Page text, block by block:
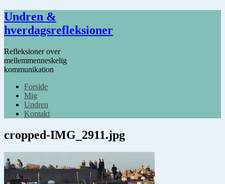
Undren &
hverdagsrefleksioner
Refleksioner over
mellemmenneskelig
kommunikation
Forside
Mig
Undren
Kontakt
cropped-IMG_2911.jpg